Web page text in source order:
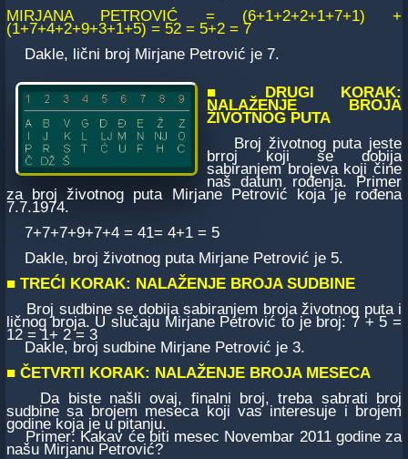
MIRJANA PETROVIĆ = (6+1+2+2+1+7+1) +
(1+7+4+2+9+3+1+5) = 52 = 5+2 = 7
Dakle, lični broj Mirjane Petrović je 7.
■ DRUGI KORAK:
NALAŽENJE BROJA
ŽIVOTNOG PUTA
Broj životnog puta jeste
brroj koji se dobija
sabiranjem brojeva koji čine
naš datum rođenja. Primer
za broj životnog puta Mirjane Petrović koja je rođena
7.7.1974.
7+7+7+9+7+4 = 41= 4+1 = 5
Dakle, broj životnog puta Mirjane Petrović je 5.
■ TREĆI KORAK: NALAŽENJE BROJA SUDBINE
Broj sudbine se dobija sabiranjem broja životnog puta i
ličnog broja. U slučaju Mirjane Petrović to je broj: 7 + 5 =
12 = 1+ 2 = 3
Dakle, broj sudbine Mirjane Petrović je 3.
■ ČETVRTI KORAK: NALAŽENJE BROJA MESECA
Da biste našli ovaj, finalni broj, treba sabrati broj
sudbine sa brojem meseca koji vas interesuje i brojem
godine koja je u pitanju.
Primer: Kakav će biti mesec Novembar 2011 godine za
našu Mirjanu Petrović?